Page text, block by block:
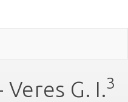
Veres G. I.3